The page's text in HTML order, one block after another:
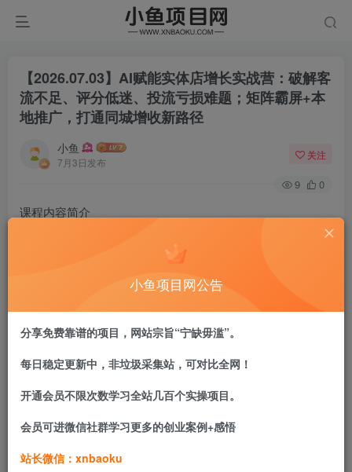
【2026.07.03】AI赋能实体店增长实战营：破解客
流不足、评分低迷、投流亏损难题；矩阵霸屏+本
地推广，打通同城增收新路径
小鱼
7月3日发布
关注
9 0
课程内容简介
实体AI全渠道爆破增长训练营，专为本地实体商家打造同城
全域增长闭环课程。课程详解POI热度、经营分、服务分、
店铺评分优化方法，规避平台违规扣分；拆解爆款团购、高
挖掘、顾客/达人多矩阵霸屏、同城直播人货场搭建与复盘；
拓店等经营难题。
1. 线下单店老板，门店客流少、营收增长遇瓶颈
小鱼项目网公告
分享免费靠谱的项目，网站宗旨“宁缺毋滥”。
每日稳定更新中，非垃圾采集站，可对比全网！
开通会员不限次数学习全站几百个实操项目。
会员可进微信社群学习更多的创业案例+感悟
站长微信：xnbaoku